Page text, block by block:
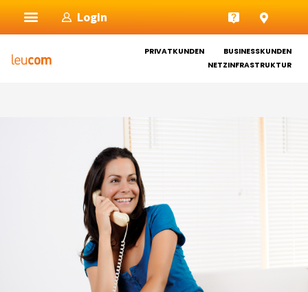
Inhalt
springen
Login
PRIVATKUNDEN
BUSINESSKUNDEN
NETZINFRASTRUKTUR